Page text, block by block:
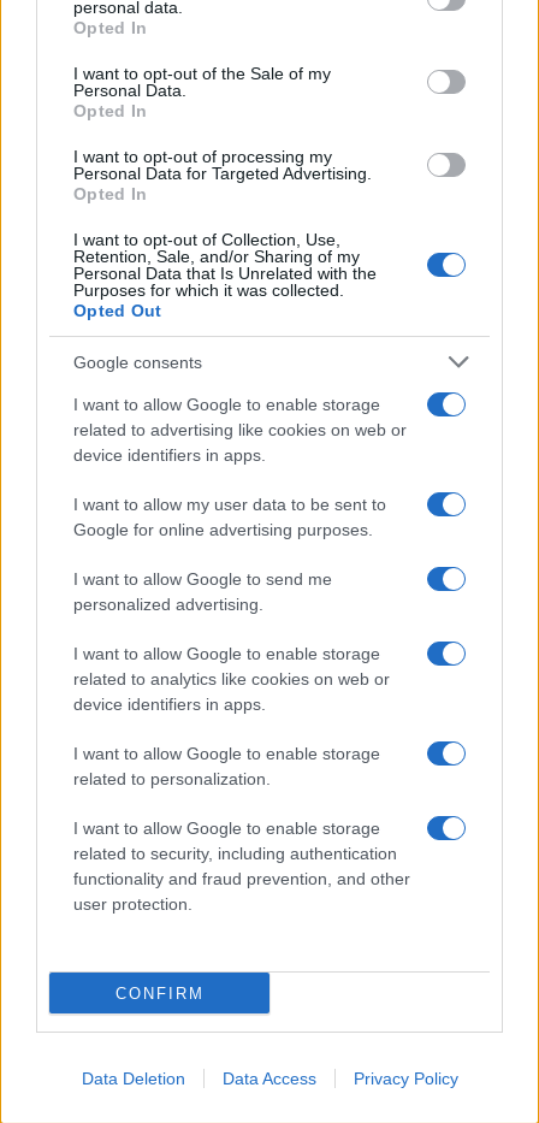
grant or deny consent to Google and its third-party tags to
use your data for below specified purposes in below Google
consent section.
personal data.
Opted In
I want to opt-out of the Sale of my
Personal Data.
Opted In
I want to opt-out of processing my
Personal Data for Targeted Advertising.
Opted In
I want to opt-out of Collection, Use,
Retention, Sale, and/or Sharing of my
Personal Data that Is Unrelated with the
Purposes for which it was collected.
Opted Out
Google consents
I want to allow Google to enable storage
related to advertising like cookies on web or
device identifiers in apps.
I want to allow my user data to be sent to
Google for online advertising purposes.
I want to allow Google to send me
personalized advertising.
I want to allow Google to enable storage
related to analytics like cookies on web or
device identifiers in apps.
I want to allow Google to enable storage
related to personalization.
I want to allow Google to enable storage
related to security, including authentication
functionality and fraud prevention, and other
user protection.
CONFIRM
Data Deletion Data Access Privacy Policy
ΣΑΝ ΣΗΜΕΡΑ – 26 Ιουλίου/7 Αυγούστου
1822: Μάχη των Δερβενακίων, ο
Κολοκοτρώνης συντρίβει τον Δράμαλη
H Saab πάει για διπλασιασμό της
παραγωγής των Gripen
19:20
ΕΞΕΛΙΞΗ: H Τουρκία στέλνει όλους τους
εκτοξευτές της MLRS και τους
πυραύλους ATACMS στην Ουκρανία
Και η Lufthansa απορρίπτει τα πρώτα
Boeing 777-9 – Νέος πονοκέφαλος για
την αμερικανική εταιρεία
Drakon: το μεγαλύτερο υποβρύχιο που
ναυπηγήθηκε στη Γερμανία παραδίδεται
18:40